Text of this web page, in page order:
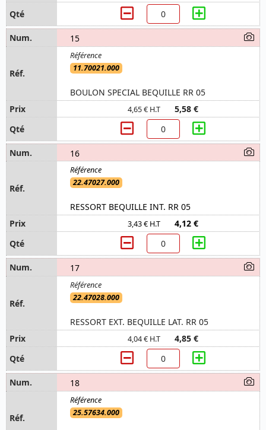
15
11.70021.000
BOULON SPECIAL BEQUILLE RR 05
4,65 € H.T 5,58 €
16
22.47027.000
RESSORT BEQUILLE INT. RR 05
3,43 € H.T 4,12 €
17
22.47028.000
RESSORT EXT. BEQUILLE LAT. RR 05
4,04 € H.T 4,85 €
18
25.57634.000